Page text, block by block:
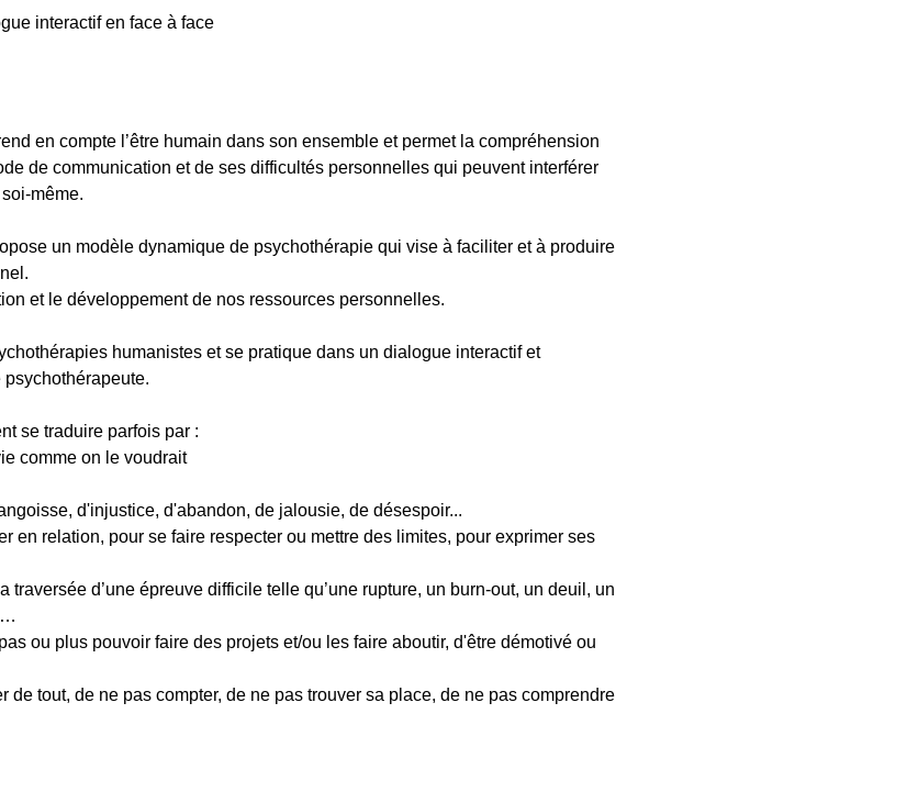
interactif en face à face
en compte l’être humain dans son ensemble et permet la compréhension
de communication et de ses difficultés personnelles qui peuvent interférer
même.
un modèle dynamique de psychothérapie qui vise à faciliter et à produire
et le développement de nos ressources personnelles.
humanistes et se pratique dans un dialogue interactif et
se traduire parfois par :
comme on le voudrait
d'injustice, d'abandon, de jalousie, de désespoir...
en relation, pour se faire respecter ou mettre des limites, pour exprimer ses
traversée d’une épreuve difficile telle qu’une rupture, un burn-out, un deuil, un
ou plus pouvoir faire des projets et/ou les faire aboutir, d'être démotivé ou
de tout, de ne pas compter, de ne pas trouver sa place, de ne pas comprendre